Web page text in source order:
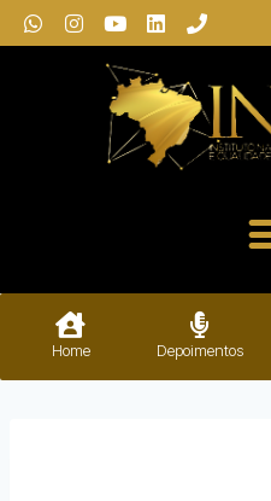
Home Depoimentos